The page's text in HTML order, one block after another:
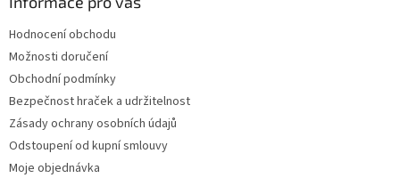
Hodnocení obchodu
Možnosti doručení
Obchodní podmínky
Bezpečnost hraček a udržitelnost
Zásady ochrany osobních údajů
Odstoupení od kupní smlouvy
Moje objednávka